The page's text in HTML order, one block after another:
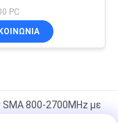
PC
SMA 800-2700MHz με